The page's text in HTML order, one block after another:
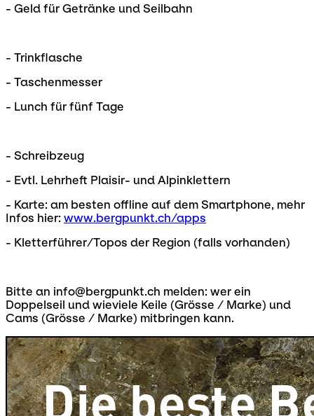
- Geld für Getränke und Seilbahn
- Trinkflasche
- Taschenmesser
- Lunch für fünf Tage
- Schreibzeug
- Evtl. Lehrheft Plaisir- und Alpinklettern
- Karte: am besten offline auf dem Smartphone, mehr
Infos hier: www.bergpunkt.ch/apps
- Kletterführer/Topos der Region (falls vorhanden)
Bitte an info@bergpunkt.ch melden: wer ein
Doppelseil und wieviele Keile (Grösse / Marke) und
Cams (Grösse / Marke) mitbringen kann.